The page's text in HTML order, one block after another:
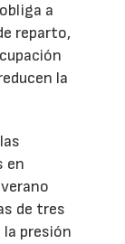
a
reparto,
la
en
de tres
presión